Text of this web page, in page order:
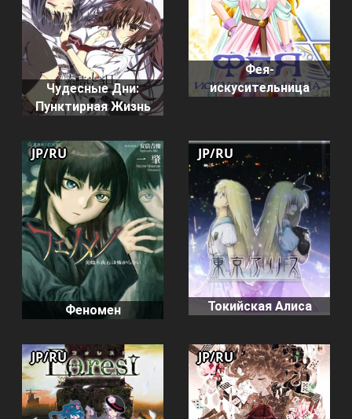
Чудесные Дни:
Пунктирная Жизнь
Фея-
искусительница
Феномен
JP/RU
Токийская Алиса
JP/RU
JP/RU JP/RU